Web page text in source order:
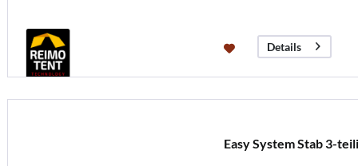
Details
Easy System Stab 3-